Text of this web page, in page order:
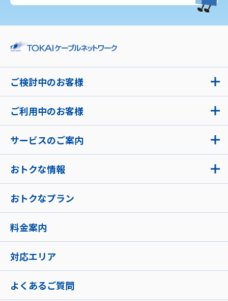
ご検討中のお客様
ご利用中のお客様
サービスのご案内
おトクな情報
おトクなプラン
料金案内
対応エリア
よくあるご質問